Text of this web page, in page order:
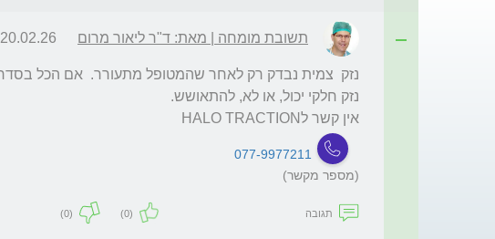
תשובת מומחה | מאת: ד"ר ליאור מרום 20.02.26 | 12:22
אין קשר לHALO TRACTION
077-9977211
(מספר מקשר)
תגובה (0)
(0)